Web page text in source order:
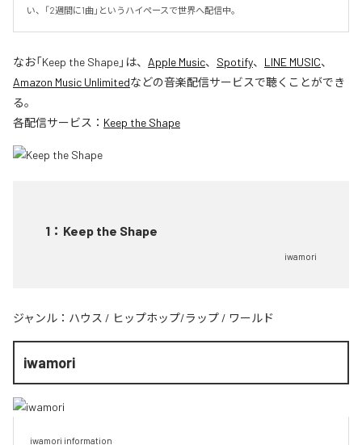
い、「2週間に1曲」というハイペースで世界へ配信中。
なお「Keep the Shape」は、 Apple Music、 Spotify、 LINE MUSIC、
Amazon Music Unlimitedなどの音楽配信サービスで聴くことができ
る。
各配信サービス： Keep the Shape
1 ： Keep the Shape
iwamori
ジャンル： ハウス / ヒップホップ/ラップ / ワールド
iwamori
iwamori information